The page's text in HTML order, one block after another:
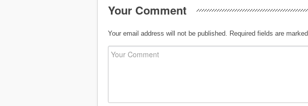
Your Comment
Your email address will not be published. Required fields are marked